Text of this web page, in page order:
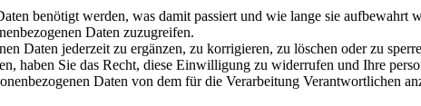
benötigt werden, was damit passiert und wie lange sie aufbewahrt
Daten zuzugreifen.
Daten jederzeit zu ergänzen, zu korrigieren, zu löschen oder zu
haben Sie das Recht, diese Einwilligung zu widerrufen und Ihre
Daten von dem für die Verarbeitung Verantwortlichen